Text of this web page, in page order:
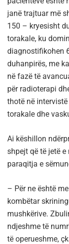
janë trajtuar më
150 – kryesisht
torakale, ku
diagnostifikohen
duhanpirës, me
në fazë të
për radioterapi
thotë në
torakale dhe
Ai këshillon
shpejt që të jetë
paraqitja e
– Për ne është
kombëtar
mushkërive.
ndjeshme të
të operueshme,